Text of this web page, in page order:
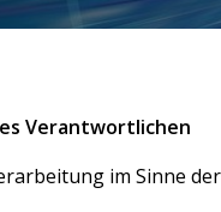
Verantwortlichen
im Sinne